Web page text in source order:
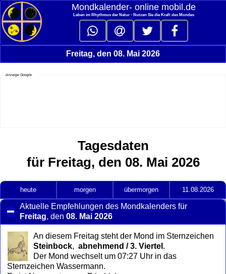
Mondkalender‑ online mobil.de
Leben im Rhythmus der Natur - Nutzen Sie die Kraft des Mondes
Freitag, den 08. Mai 2026
Anzeige Google
Tagesdaten
für Freitag, den 08. Mai 2026
heute morgen übermorgen 11.08.2026
Aktuelle Empfehlungen des Mondkalenders für
Freitag, den08. Mai 2026
to
collapse
contents
An diesem Freitag steht der Mond im Sternzeichen
Steinbock, abnehmend / 3. Viertel .
Der Mond wechselt um 07:27 Uhr in das
Sternzeichen Wassermann.